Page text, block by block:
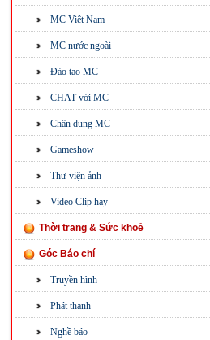
MC Việt Nam
MC nước ngoài
Đào tạo MC
CHAT với MC
Chân dung MC
Gameshow
Thư viện ảnh
Video Clip hay
Thời trang & Sức khoẻ
Góc Báo chí
Truyền hình
Phát thanh
Nghề báo